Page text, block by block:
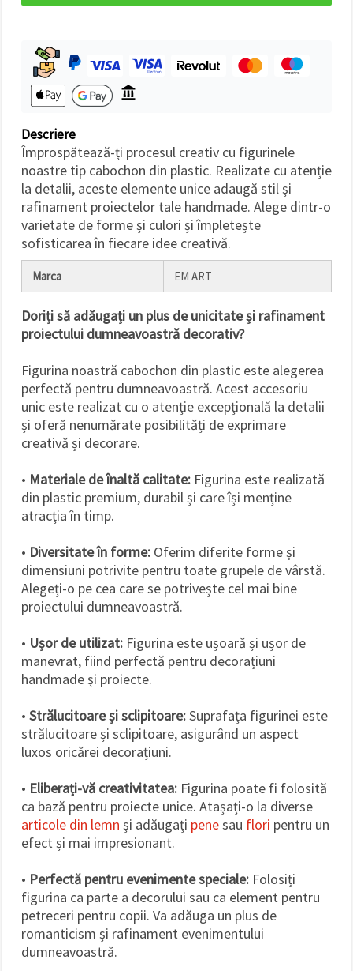
Descriere
Împrospătează-ți procesul creativ cu figurinele
noastre tip cabochon din plastic. Realizate cu atenție
la detalii, aceste elemente unice adaugă stil și
rafinament proiectelor tale handmade. Alege dintr-o
varietate de forme și culori și împletește
sofisticarea în fiecare idee creativă.
Marca EM ART
Doriți să adăugați un plus de unicitate și rafinament
proiectului dumneavoastră decorativ?
Figurina noastră cabochon din plastic este alegerea
perfectă pentru dumneavoastră. Acest accesoriu
unic este realizat cu o atenție excepțională la detalii
și oferă nenumărate posibilități de exprimare
creativă și decorare.
• Materiale de înaltă calitate: Figurina este realizată
din plastic premium, durabil și care își menține
atracția în timp.
• Diversitate în forme: Oferim diferite forme și
dimensiuni potrivite pentru toate grupele de vârstă.
Alegeți-o pe cea care se potrivește cel mai bine
proiectului dumneavoastră.
• Ușor de utilizat: Figurina este ușoară și ușor de
manevrat, fiind perfectă pentru decorațiuni
handmade și proiecte.
• Strălucitoare și sclipitoare:Suprafața figurinei este
strălucitoare și sclipitoare, asigurând un aspect
luxos oricărei decorațiuni.
• Eliberați-vă creativitatea: Figurina poate fi folosită
ca bază pentru proiecte unice. Atașați-o la diverse
articole din lemn și adăugați penesau flori pentru un
efect și mai impresionant.
• Perfectă pentru evenimente speciale: Folosiți
figurina ca parte a decorului sau ca element pentru
petreceri pentru copii. Va adăuga un plus de
romanticism și rafinament evenimentului
dumneavoastră.